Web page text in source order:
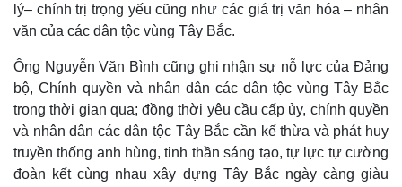
lý– chính trị trọng yếu cũng như các giá trị văn hóa – nhân
văn của các dân tộc vùng Tây Bắc.
Ông Nguyễn Văn Bình cũng ghi nhận sự nỗ lực của Đảng
bộ, Chính quyền và nhân dân các dân tộc vùng Tây Bắc
trong thời gian qua; đồng thời yêu cầu cấp ủy, chính quyền
và nhân dân các dân tộc Tây Bắc cần kế thừa và phát huy
truyền thống anh hùng, tinh thần sáng tạo, tự lực tự cường
đoàn kết cùng nhau xây dựng Tây Bắc ngày càng giàu